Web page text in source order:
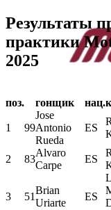
Результаты
практики
2025
поз. гонщик нац.
1 99
Jose
Antonio
Rueda
ES
2 83
Alvaro
Carpe
ES
3 51
Brian
Uriarte
ES